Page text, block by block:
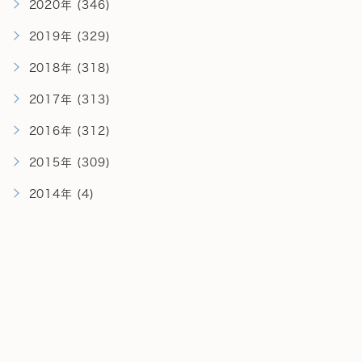
2020年 (346)
2019年 (329)
2018年 (318)
2017年 (313)
2016年 (312)
2015年 (309)
2014年 (4)